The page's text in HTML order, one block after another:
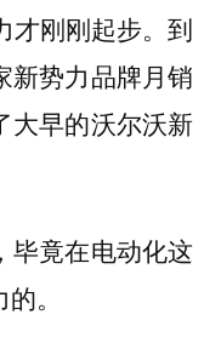
才刚刚起步。到
新势力品牌月销
大早的沃尔沃新
毕竟在电动化这
。